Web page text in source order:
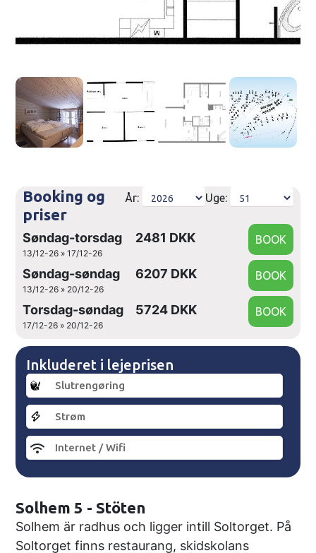
Booking og
priser
År: Uge:
Søndag-torsdag
13/12-26 » 17/12-26
2481 DKK
Søndag-søndag
13/12-26 » 20/12-26
6207 DKK
Torsdag-søndag
17/12-26 » 20/12-26
5724 DKK
Inkluderet i lejeprisen
Slutrengøring
Strøm
Internet / Wifi
Solhem 5 - Stöten
Solhem är radhus och ligger intill Soltorget. På
Soltorget finns restaurang, skidskolans